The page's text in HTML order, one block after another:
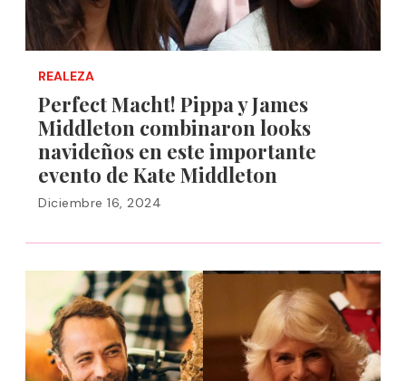
REALEZA
Perfect Macht! Pippa y James
Middleton combinaron looks
navideños en este importante
evento de Kate Middleton
Diciembre 16, 2024